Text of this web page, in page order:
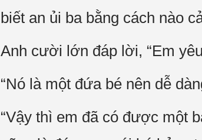
biết an ủi ba bằng cách nào
Anh cười lớn đáp lời, “Em
“Nó là một đứa bé nên dễ
“Vậy thì em đã có được một